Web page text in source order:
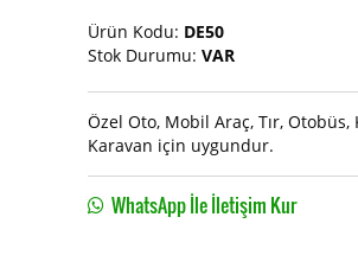
Ürün Kodu: DE50
Stok Durumu: VAR
Özel Oto, Mobil Araç, Tır, Otobüs,
Karavan için uygundur.
WhatsApp İle İletişim Kur